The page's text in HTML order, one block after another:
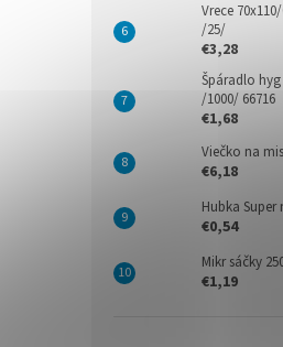
Vrece
/25/
€3,28
Špáradlo
/1000/ 66716
€1,68
Viečko na
€6,18
Hubka Super
€0,54
Mikr sáčky
€1,19